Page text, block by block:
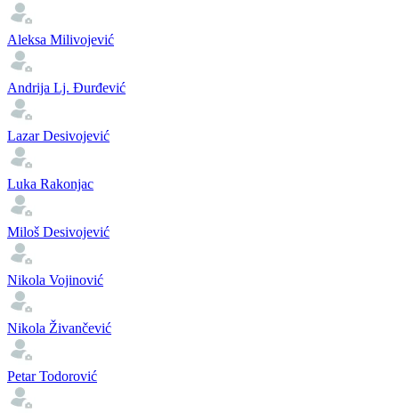
Aleksa Milivojević
Andrija Lj. Đurđević
Lazar Desivojević
Luka Rakonjac
Miloš Desivojević
Nikola Vojinović
Nikola Živančević
Petar Todorović